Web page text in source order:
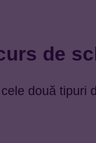
de
două tipuri